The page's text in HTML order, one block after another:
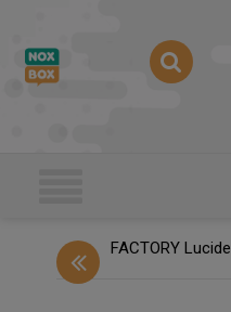
FACTORY Lucide